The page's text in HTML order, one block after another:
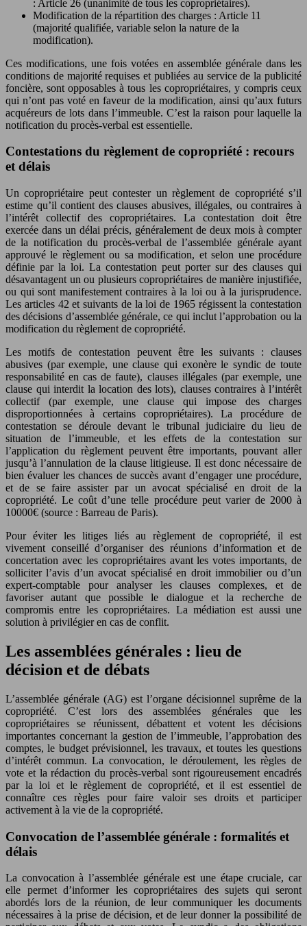
: Article 26 (unanimité de tous les copropriétaires).
Modification de la répartition des charges : Article 11
(majorité qualifiée, variable selon la nature de la
modification).
Ces modifications, une fois votées en assemblée générale dans les
conditions de majorité requises et publiées au service de la publicité
foncière, sont opposables à tous les copropriétaires, y compris ceux
qui n’ont pas voté en faveur de la modification, ainsi qu’aux futurs
acquéreurs de lots dans l’immeuble. C’est la raison pour laquelle la
notification du procès-verbal est essentielle.
Contestations du règlement de copropriété : recours
et délais
Un copropriétaire peut contester un règlement de copropriété s’il
estime qu’il contient des clauses abusives, illégales, ou contraires à
l’intérêt collectif des copropriétaires. La contestation doit être
exercée dans un délai précis, généralement de deux mois à compter
de la notification du procès-verbal de l’assemblée générale ayant
approuvé le règlement ou sa modification, et selon une procédure
définie par la loi. La contestation peut porter sur des clauses qui
désavantagent un ou plusieurs copropriétaires de manière injustifiée,
ou qui sont manifestement contraires à la loi ou à la jurisprudence.
Les articles 42 et suivants de la loi de 1965 régissent la contestation
des décisions d’assemblée générale, ce qui inclut l’approbation ou la
modification du règlement de copropriété.
Les motifs de contestation peuvent être les suivants : clauses
abusives (par exemple, une clause qui exonère le syndic de toute
responsabilité en cas de faute), clauses illégales (par exemple, une
clause qui interdit la location des lots), clauses contraires à l’intérêt
collectif (par exemple, une clause qui impose des charges
disproportionnées à certains copropriétaires). La procédure de
contestation se déroule devant le tribunal judiciaire du lieu de
situation de l’immeuble, et les effets de la contestation sur
l’application du règlement peuvent être importants, pouvant aller
jusqu’à l’annulation de la clause litigieuse. Il est donc nécessaire de
bien évaluer les chances de succès avant d’engager une procédure,
et de se faire assister par un avocat spécialisé en droit de la
copropriété. Le coût d’une telle procédure peut varier de 2000 à
10000€ (source : Barreau de Paris).
Pour éviter les litiges liés au règlement de copropriété, il est
vivement conseillé d’organiser des réunions d’information et de
concertation avec les copropriétaires avant les votes importants, de
solliciter l’avis d’un avocat spécialisé en droit immobilier ou d’un
expert-comptable pour analyser les clauses complexes, et de
favoriser autant que possible le dialogue et la recherche de
compromis entre les copropriétaires. La médiation est aussi une
solution à privilégier en cas de conflit.
Les assemblées générales : lieu de
décision et de débats
L’assemblée générale (AG) est l’organe décisionnel suprême de la
copropriété. C’est lors des assemblées générales que les
copropriétaires se réunissent, débattent et votent les décisions
importantes concernant la gestion de l’immeuble, l’approbation des
comptes, le budget prévisionnel, les travaux, et toutes les questions
d’intérêt commun. La convocation, le déroulement, les règles de
vote et la rédaction du procès-verbal sont rigoureusement encadrés
par la loi et le règlement de copropriété, et il est essentiel de
connaître ces règles pour faire valoir ses droits et participer
activement à la vie de la copropriété.
Convocation de l’assemblée générale : formalités et
délais
La convocation à l’assemblée générale est une étape cruciale, car
elle permet d’informer les copropriétaires des sujets qui seront
abordés lors de la réunion, de leur communiquer les documents
nécessaires à la prise de décision, et de leur donner la possibilité de